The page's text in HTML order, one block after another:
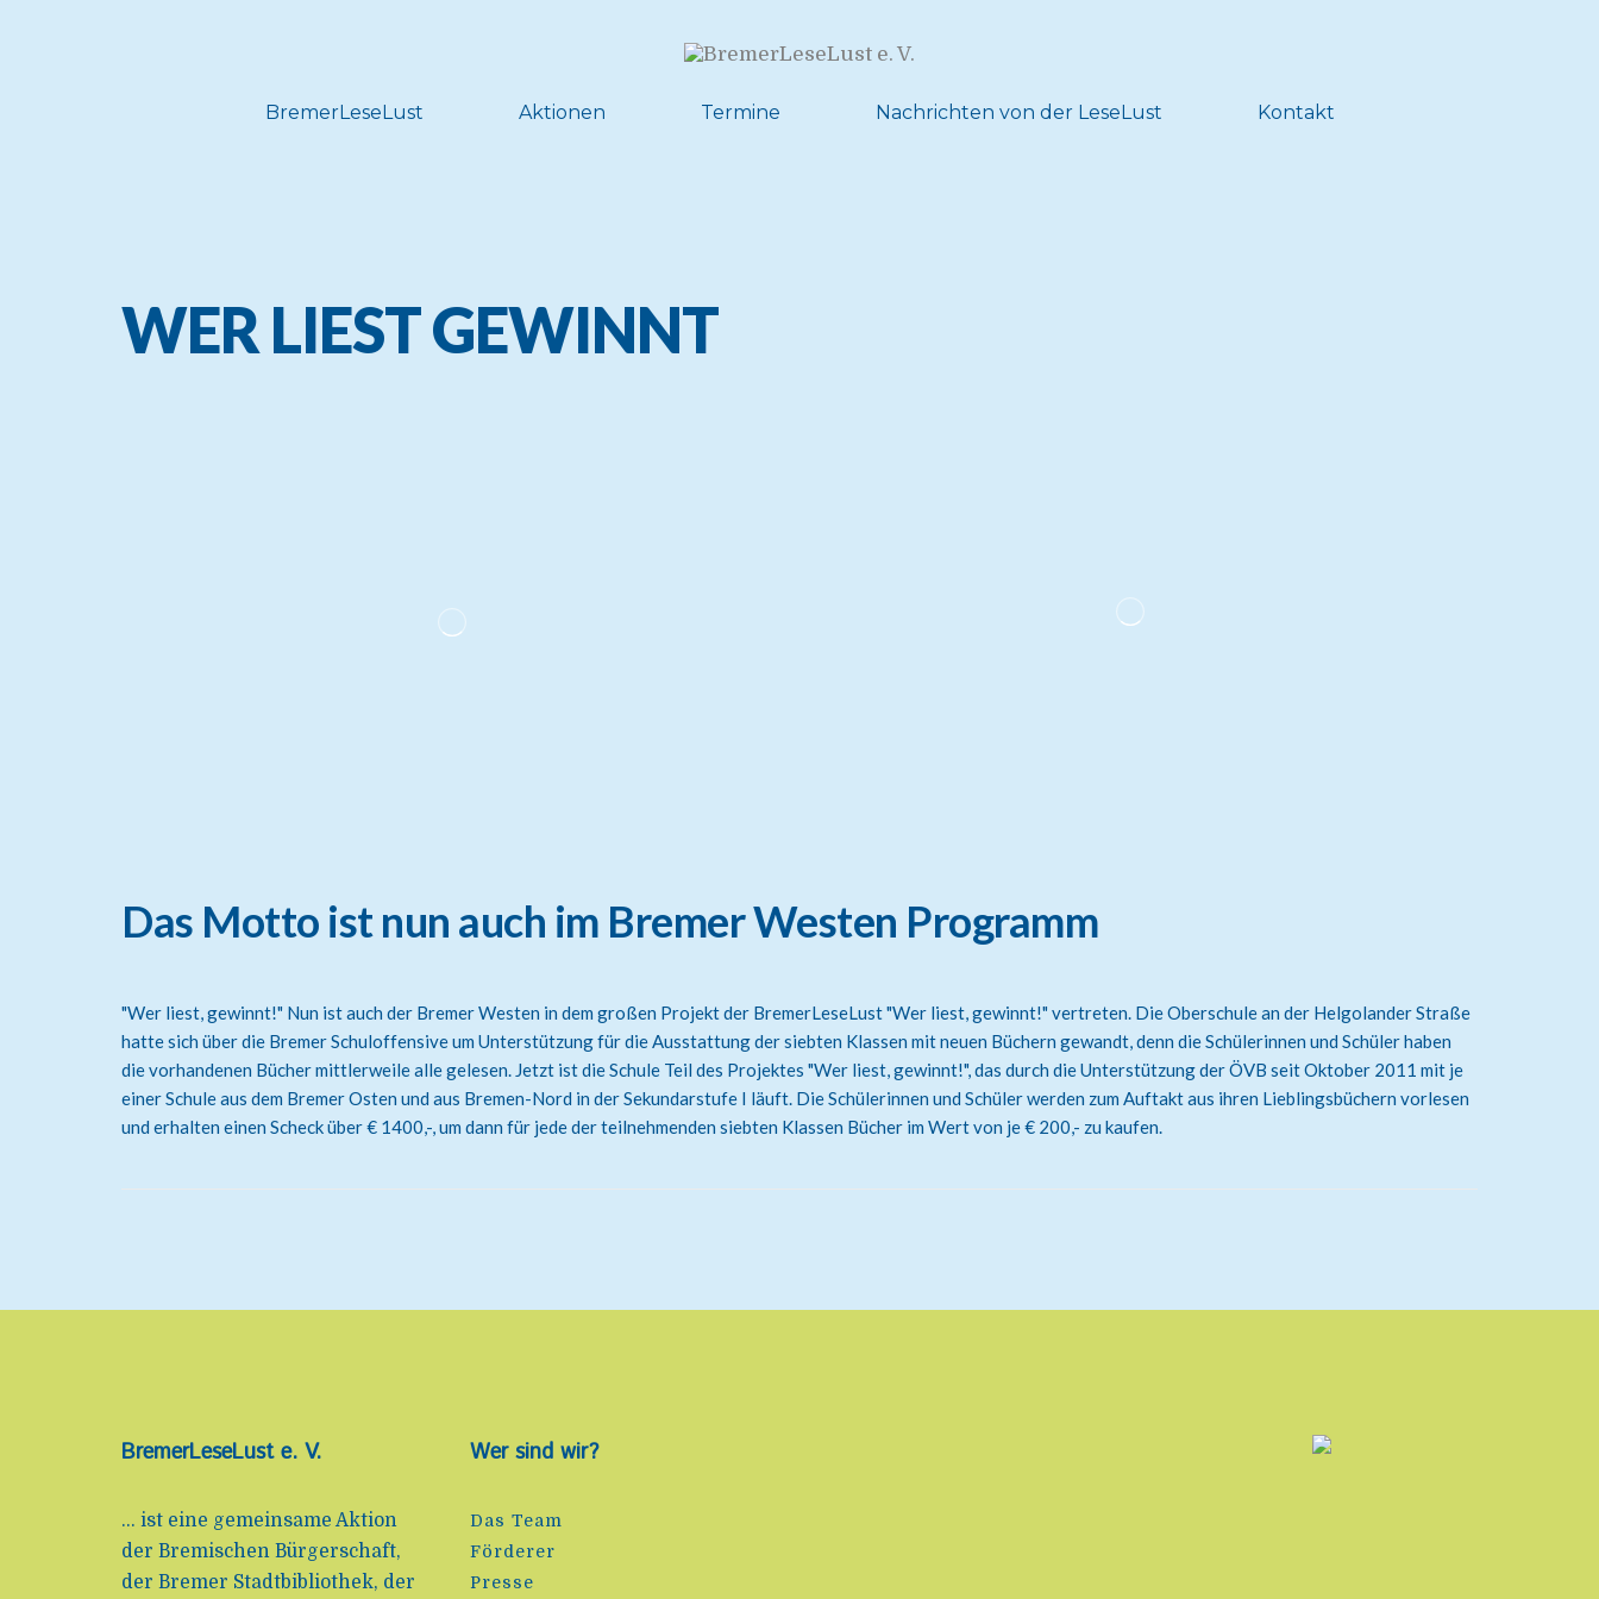
BremerLeseLust Aktionen Termine Nachrichten von der LeseLust Kontakt
WER LIESTGEWINNT
Das Motto ist nun auch im Bremer Westen Programm
"Wer liest, gewinnt!" Nun ist auch der Bremer Westen in dem großen Projekt der BremerLeseLust "Wer liest, gewinnt!" vertreten. Die Oberschule an der Helgolander Straße
hatte sich über die Bremer Schuloffensive um Unterstützung für die Ausstattung der siebten Klassen mit neuen Büchern gewandt, denn die Schülerinnen und Schüler haben
die vorhandenen Bücher mittlerweile alle gelesen. Jetzt ist die Schule Teil des Projektes "Wer liest, gewinnt!", das durch die Unterstützung der ÖVB seit Oktober 2011 mit je
einer Schule aus dem Bremer Osten und aus Bremen-Nord in der Sekundarstufe I läuft. Die Schülerinnen und Schüler werden zum Auftakt aus ihren Lieblingsbüchern vorlesen
und erhalten einen Scheck über € 1400,-, um dann für jede der teilnehmenden siebten Klassen Bücher im Wert von je € 200,- zu kaufen.
BremerLeseLust e. V.
... ist eine gemeinsame Aktion
der Bremischen Bürgerschaft,
der Bremer Stadtbibliothek, der
Wer sind wir?
Das Team
Förderer
Presse